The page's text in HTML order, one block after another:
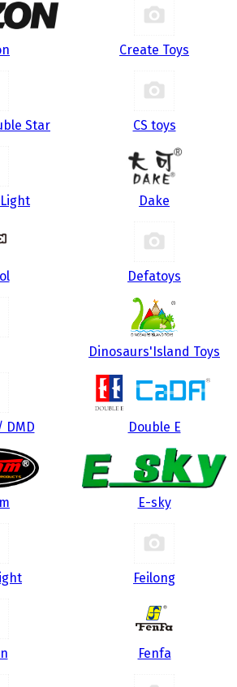
Create Toys
Star CS toys
Dake
Defatoys
Dinosaurs'Island Toys
DMD Double E
E-sky
Feilong
Fenfa